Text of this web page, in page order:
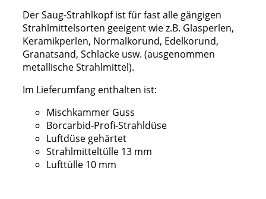
Der Saug-Strahlkopf ist für fast alle gängigen
Strahlmittelsorten geeigent wie z.B. Glasperlen,
Keramikperlen, Normalkorund, Edelkorund,
Granatsand, Schlacke usw. (ausgenommen
metallische Strahlmittel).
Im Lieferumfang enthalten ist:
Mischkammer Guss
Borcarbid-Profi-Strahldüse
Luftdüse gehärtet
Strahlmitteltülle 13 mm
Lufttülle 10 mm